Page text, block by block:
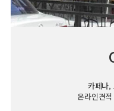
카페나,
온라인견